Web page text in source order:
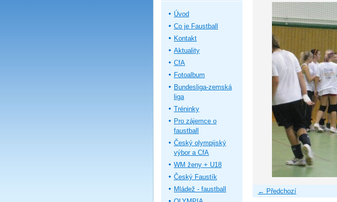
← Předchozí
Úvod
Co je Faustball
Kontakt
Aktuality
CfA
Fotoalbum
Bundesliga-zemská
liga
Tréninky
Pro zájemce o
faustball
Český olympijský
výbor a CfA
WM ženy + U18
Český Faustík
Mládež - faustball